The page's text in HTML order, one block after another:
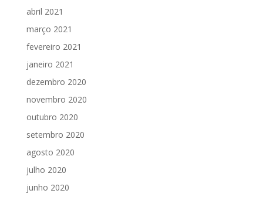
abril 2021
março 2021
fevereiro 2021
janeiro 2021
dezembro 2020
novembro 2020
outubro 2020
setembro 2020
agosto 2020
julho 2020
junho 2020